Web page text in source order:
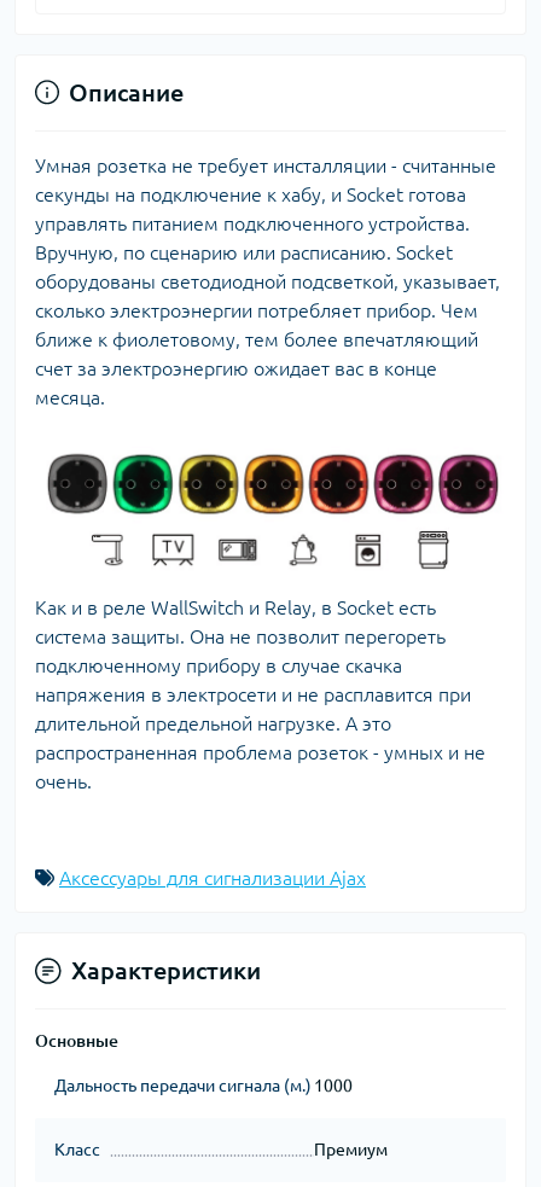
Описание
Умная розетка не требует инсталляции - считанные
секунды на подключение к хабу, и Socket готова
управлять питанием подключенного устройства.
Вручную, по сценарию или расписанию. Socket
оборудованы светодиодной подсветкой, указывает,
сколько электроэнергии потребляет прибор. Чем
ближе к фиолетовому, тем более впечатляющий
счет за электроэнергию ожидает вас в конце
месяца.
Как и в реле WallSwitch и Relay, в Socket есть
система защиты. Она не позволит перегореть
подключенному прибору в случае скачка
напряжения в электросети и не расплавится при
длительной предельной нагрузке. А это
распространенная проблема розеток - умных и не
очень.
Аксессуары для сигнализации Ajax
Характеристики
Основные
Дальность передачи сигнала (м.) 1000
Класс Премиум